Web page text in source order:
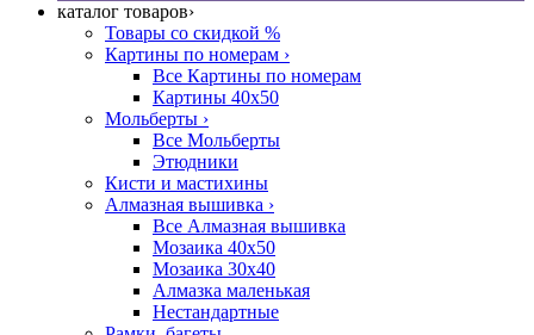
каталог товаров›
Товары со скидкой %
Картины по номерам ›
Все Картины по номерам
Картины 40x50
Мольберты ›
Все Мольберты
Этюдники
Кисти и мастихины
Алмазная вышивка ›
Все Алмазная вышивка
Мозаика 40x50
Мозаика 30x40
Алмазка маленькая
Нестандартные